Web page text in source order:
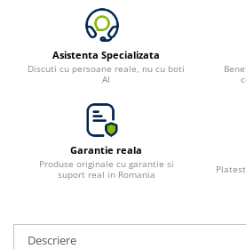
Asistenta Specializata
Discuti cu persoane reale, nu cu boti
AI
Garantie reala
Produse originale cu garantie si
suport real in Romania
Descriere